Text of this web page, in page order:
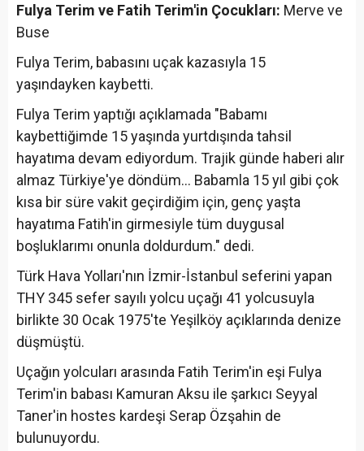
Fulya Terim ve Fatih Terim'in Çocukları: Merve ve
Buse
Fulya Terim, babasını uçak kazasıyla 15
yaşındayken kaybetti.
Fulya Terim yaptığı açıklamada "Babamı
kaybettiğimde 15 yaşında yurtdışında tahsil
hayatıma devam ediyordum. Trajik günde haberi alır
almaz Türkiye'ye döndüm... Babamla 15 yıl gibi çok
kısa bir süre vakit geçirdiğim için, genç yaşta
hayatıma Fatih'in girmesiyle tüm duygusal
boşluklarımı onunla doldurdum." dedi.
Türk Hava Yolları'nın İzmir-İstanbul seferini yapan
THY 345 sefer sayılı yolcu uçağı 41 yolcusuyla
birlikte 30 Ocak 1975'te Yeşilköy açıklarında denize
düşmüştü.
Uçağın yolcuları arasında Fatih Terim'in eşi Fulya
Terim'in babası Kamuran Aksu ile şarkıcı Seyyal
Taner'in hostes kardeşi Serap Özşahin de
bulunuyordu.